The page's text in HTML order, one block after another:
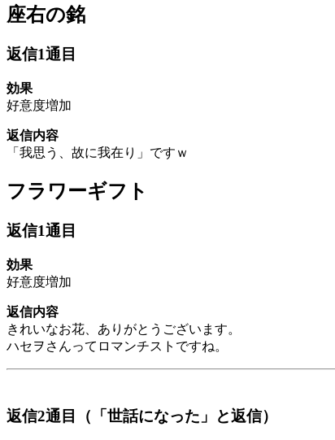
座右の銘
返信1通目
効果
好意度増加
返信内容
「我思う、故に我在り」ですｗ
フラワーギフト
返信1通目
効果
好意度増加
返信内容
きれいなお花、ありがとうございます。
ハセヲさんってロマンチストですね。
返信2通目（「世話になった」と返信）